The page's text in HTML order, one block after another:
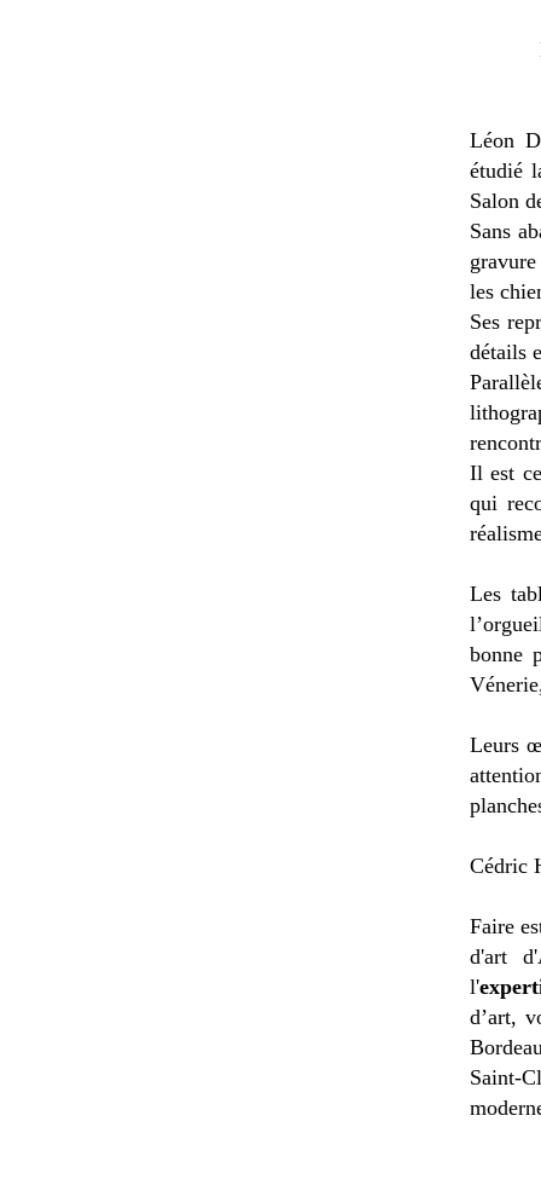
Léon
étudié
Salon
Sans
les
Ses
détails
Il est
qui
Les
bonne
Leurs
Cédric
Faire
d'art
l'
d’art,
Saint-